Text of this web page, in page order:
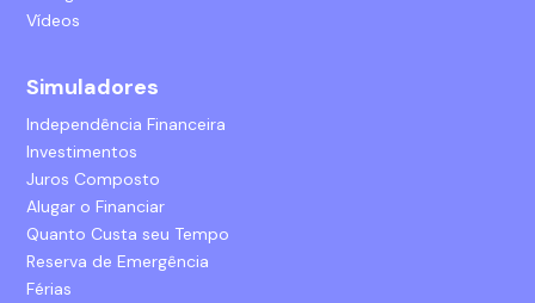
Vídeos
Simuladores
Independência Financeira
Investimentos
Juros Composto
Alugar o Financiar
Quanto Custa seu Tempo
Reserva de Emergência
Férias